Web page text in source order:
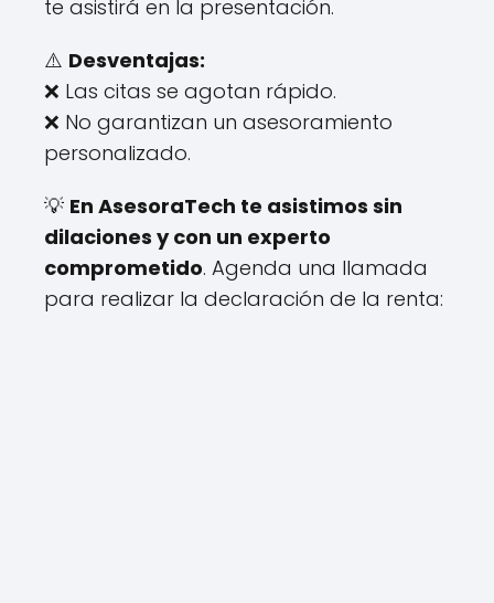
te asistirá en la presentación.
⚠️ Desventajas:
❌ Las citas se agotan rápido.
❌ No garantizan un asesoramiento
personalizado.
💡 En AsesoraTech te asistimos sin
dilaciones y con un experto
comprometido. Agenda una llamada
para realizar la declaración de la renta: